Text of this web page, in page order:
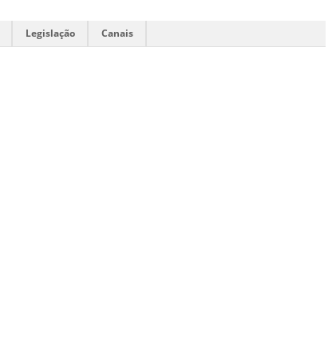
Legislação Canais